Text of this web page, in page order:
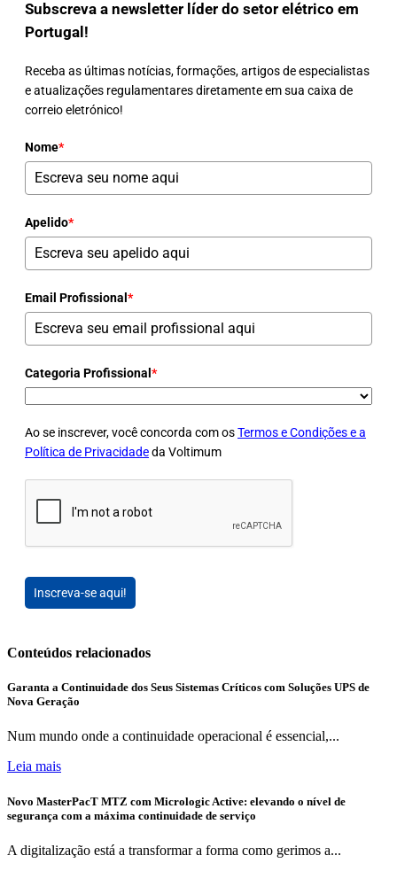
Subscreva a newsletter líder do setor elétrico em
Portugal!
Receba as últimas notícias, formações, artigos de especialistas
e atualizações regulamentares diretamente em sua caixa de
correio eletrónico!
Nome*
Apelido*
Email Profissional *
Categoria Profissional *
Ao se inscrever, você concorda com osTermos e Condições e a
Política de Privacidadeda Voltimum
Inscreva-se aqui!
Conteúdos relacionados
Garanta a Continuidade dos Seus Sistemas Críticos com Soluções UPS de
Nova Geração
Num mundo onde a continuidade operacional é essencial,...
Leia mais
Novo MasterPacT MTZ com Micrologic Active: elevando o nível de
segurança com a máxima continuidade de serviço
A digitalização está a transformar a forma como gerimos a...